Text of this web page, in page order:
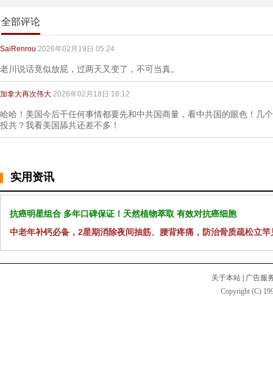
全部评论
SaiRenrou 2026年02月19日 05:24
老川说话竟似放屁，过两天又变了，不可当真。
加拿大再次伟大 2026年02月18日 16:12
哈哈！美国今后干任何事情都要先和中共国商量，看中共国的眼色！几
投共？我看美国舔共还差不多！
实用资讯
抗癌明星组合 多年口碑保证！天然植物萃取 有效对抗癌细胞
中老年补钙必备，2星期消除夜间抽筋、腰背疼痛，防治骨质疏松立竿
关于本站
广告服
Copyright (C)